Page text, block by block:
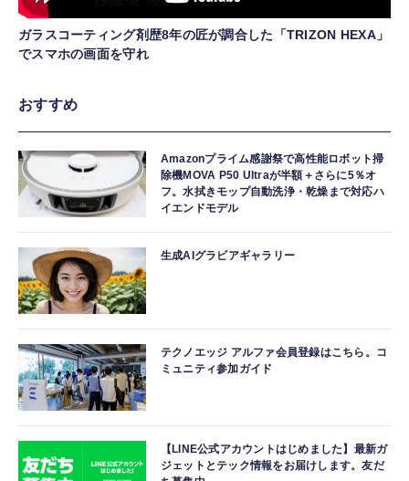
ガラスコーティング剤歴8年の匠が調合した「TRIZON HEXA」
でスマホの画面を守れ
おすすめ
Amazonプライム感謝祭で高性能ロボット掃
除機MOVA P50 Ultraが半額＋さらに5％オ
フ。水拭きモップ自動洗浄・乾燥まで対応ハ
イエンドモデル
生成AIグラビアギャラリー
テクノエッジ アルファ会員登録はこちら。コ
ミュニティ参加ガイド
【LINE公式アカウントはじめました】最新ガ
ジェットとテック情報をお届けします。友だ